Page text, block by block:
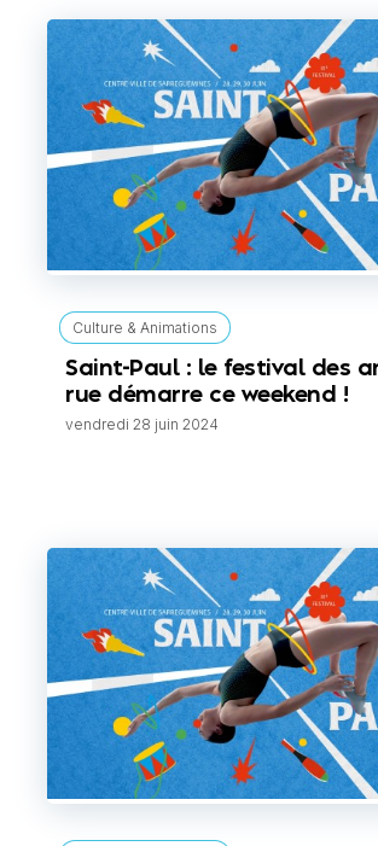
Culture & Animations
Saint-Paul : le festival des
rue démarre ce weekend !
vendredi 28 juin 2024